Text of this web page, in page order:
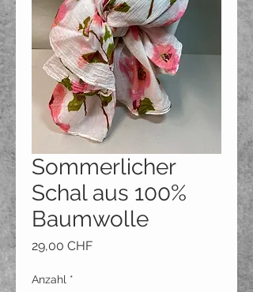
Sommerlicher
Schal aus 100%
Baumwolle
29,00 CHFPreis
Anzahl *